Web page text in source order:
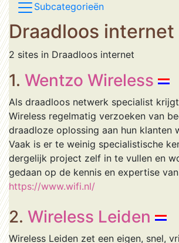
Subcategorieën
Draadloos internet
2 sites in Draadloos internet
1. Wentzo Wireless
Als draadloos netwerk specialist
Wireless regelmatig verzoeken van
draadloze oplossing aan hun klanten
Vaak is er te weinig specialistische
dergelijk project zelf in te vullen en
gedaan op de kennis en expertise
https://www.wifi.nl/
2. Wireless Leiden
Wireless Leiden zet een eigen, snel,